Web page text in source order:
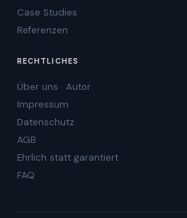
Case Studies
Referenzen
RECHTLICHES
Über uns · Autor
Impressum
Datenschutz
AGB
Ehrlich statt garantiert
FAQ